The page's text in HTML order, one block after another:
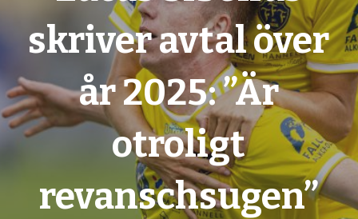
skriver avtal över
år 2025: ”Är
otroligt
revanschsugen”